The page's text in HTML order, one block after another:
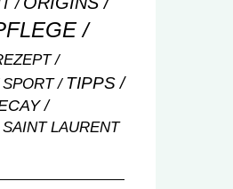
SPORT TIPPS
SAINT LAURENT